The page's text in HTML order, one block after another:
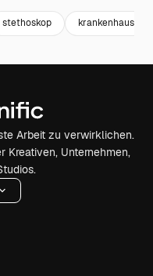
stethoskop krankenhaus
Arbeit zu verwirklichen.
Kreativen, Unternehmen,